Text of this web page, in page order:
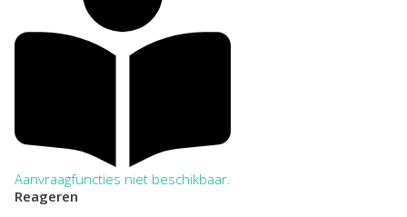
Aanvraagfuncties niet beschikbaar.
Reageren